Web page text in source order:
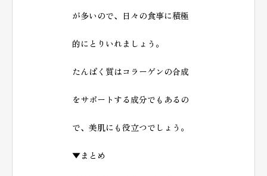
が多いので、日々の食事に積極
的にとりいれましょう。
たんぱく質はコラーゲンの合成
をサポートする成分でもあるの
で、美肌にも役立つでしょう。
▼まとめ